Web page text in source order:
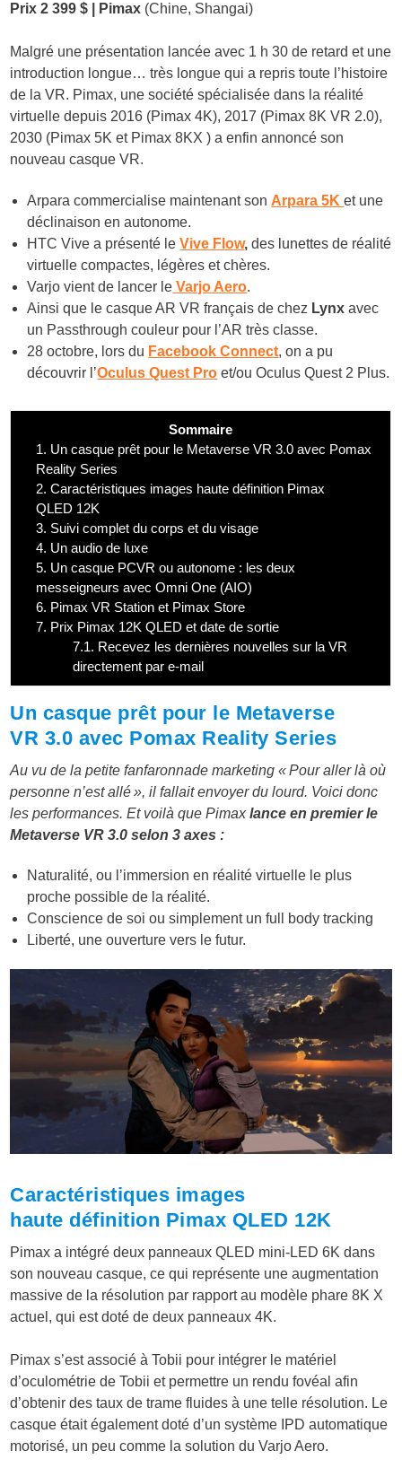
Prix 2 399 $ Pimax (Chine, Shangai)
Malgré une présentation lancée avec 1 h 30 de retard et une
introduction longue… très longue qui a repris toute l’histoire
de la VR. Pimax, une société spécialisée dans la réalité
virtuelle depuis 2016 (Pimax 4K), 2017 (Pimax 8K VR 2.0),
2030 (Pimax 5K et Pimax 8KX ) a enfin annoncé son
nouveau casque VR.
Arpara commercialise maintenant son Arpara 5Ket une
déclinaison en autonome.
HTC Vive a présenté leVive Flow,des lunettes de réalité
virtuelle compactes, légères et chères.
Varjo vient de lancer le Varjo Aero.
Ainsi que le casque AR VR français de chez Lynx avec
un Passthrough couleur pour l’AR très classe.
28 octobre, lors du Facebook Connect, on a pu
découvrir l’Oculus Quest Pro et/ou Oculus Quest 2 Plus.
Sommaire
1. Un casque prêt pour le Metaverse VR 3.0 avec Pomax
Reality Series
2. Caractéristiques images haute définition Pimax
QLED 12K
3. Suivi complet du corps et du visage
4. Un audio de luxe
5. Un casque PCVR ou autonome : les deux
messeigneurs avec Omni One (AIO)
6. Pimax VR Station et Pimax Store
7. Prix Pimax 12K QLED et date de sortie
7.1. Recevez les dernières nouvelles sur la VR
directement par e-mail
Un casque prêt pour le Metaverse
VR 3.0 avec Pomax Reality Series
Au vu de la petite fanfaronnade marketing « Pour aller là où
personne n’est allé », il fallait envoyer du lourd. Voici donc
les performances. Et voilà que Pimaxlance en premier le
Metaverse VR 3.0 selon 3 axes :
Naturalité, ou l’immersion en réalité virtuelle le plus
proche possible de la réalité.
Conscience de soi ou simplement un full body tracking
Liberté, une ouverture vers le futur.
Caractéristiques images
haute définition Pimax QLED 12K
Pimax a intégré deux panneaux QLED mini-LED 6K dans
son nouveau casque, ce qui représente une augmentation
massive de la résolution par rapport au modèle phare 8K X
actuel, qui est doté de deux panneaux 4K.
Pimax s’est associé à Tobii pour intégrer le matériel
d’oculométrie de Tobii et permettre un rendu fovéal afin
d’obtenir des taux de trame fluides à une telle résolution. Le
casque était également doté d’un système IPD automatique
motorisé, un peu comme la solution du Varjo Aero.